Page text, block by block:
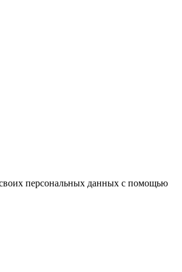
персональных данных с помощью